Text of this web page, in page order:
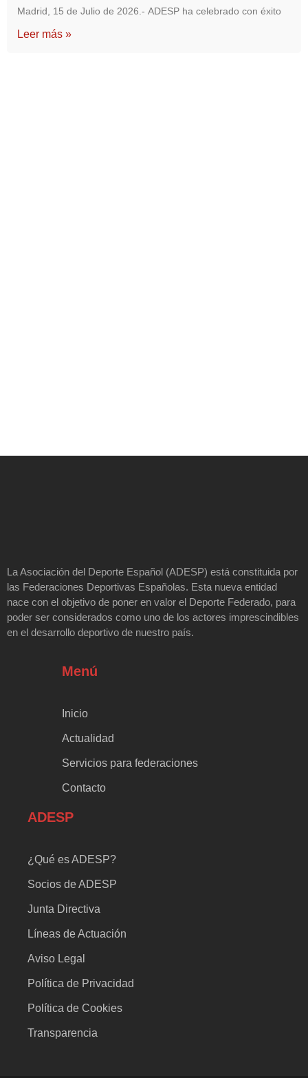
Madrid, 15 de Julio de 2026.- ADESP ha celebrado con éxito
Leer más »
La Asociación del Deporte Español (ADESP) está constituida por
las Federaciones Deportivas Españolas. Esta nueva entidad
nace con el objetivo de poner en valor el Deporte Federado, para
poder ser considerados como uno de los actores imprescindibles
en el desarrollo deportivo de nuestro país.
Menú
Inicio
Actualidad
Servicios para federaciones
Contacto
ADESP
¿Qué es ADESP?
Socios de ADESP
Junta Directiva
Líneas de Actuación
Aviso Legal
Política de Privacidad
Política de Cookies
Transparencia